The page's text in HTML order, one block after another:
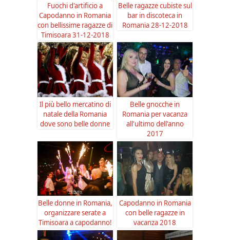
Fuochi d'artificio a
Capodanno in Romania
con bellissime ragazze di
Timisoara 31-12-2018
Belle ragazze cubiste sul
bar in discoteca in
Romania 28-12-2018
Il più bello mercatino di
natale della Romania
dove sono belle donne
Belle gnocche in
Romania per vacanza
all'ultimo dell'anno
2017
Belle donne in Romania,
organizzare serate a
Timisoara a capodanno!
Capodanno in Romania
con belle ragazze in
vacanza 2018